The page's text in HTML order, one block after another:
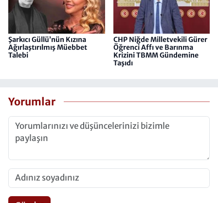
Şarkıcı Güllü’nün Kızına
Ağırlaştırılmış Müebbet
Talebi
CHP Niğde Milletvekili Gürer
Öğrenci Affı ve Barınma
Krizini TBMM Gündemine
Taşıdı
Yorumlar